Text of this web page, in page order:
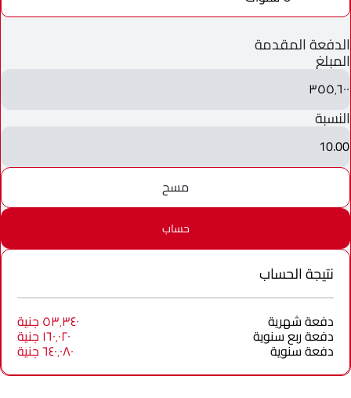
الدفعة المقدمة
المبلغ
٣٥٥٬٦٠٠
النسبة
10.00
مسح
حساب
نتيجة الحساب
دفعة شهرية ٥٣٬٣٤٠ جنية
دفعة ربع سنوية ١٦٠٬٠٢٠ جنية
دفعة سنوية ٦٤٠٬٠٨٠ جنية